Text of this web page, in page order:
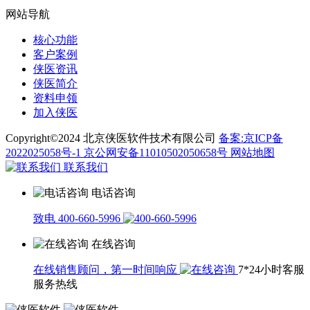
网站导航
核心功能
客户案例
侠医资讯
侠医简介
资料申领
加入侠医
Copyright©2024 北京侠医软件技术有限公司 备案:京ICP备
2022025058号-1 京公网安备11010502050658号 网站地图
联系我们
电话咨询
致电 400-660-5996
在线咨询
在线销售顾问，第一时间响应
7*24小时客服
服务热线